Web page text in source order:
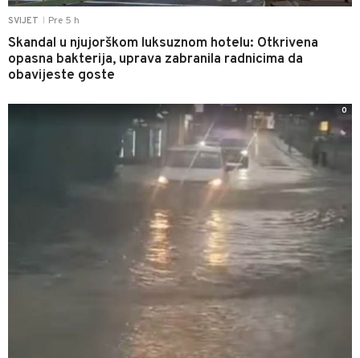
SVIJET Pre 5 h
Skandal u njujorškom luksuznom hotelu: Otkrivena
opasna bakterija, uprava zabranila radnicima da
obavijeste goste
0